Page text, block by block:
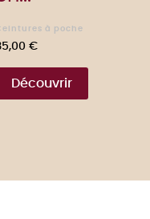
à poche
€
Découvrir